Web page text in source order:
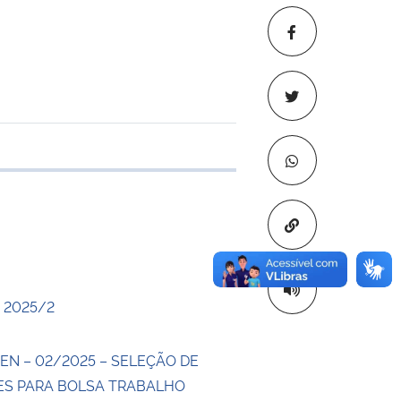
Copiar para
transferência
2025/2
– 02/2025 – SELEÇÃO DE
PARA BOLSA TRABALHO